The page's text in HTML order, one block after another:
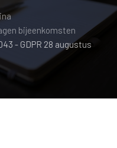
bijeenkomsten
- GDPR 28 augustus